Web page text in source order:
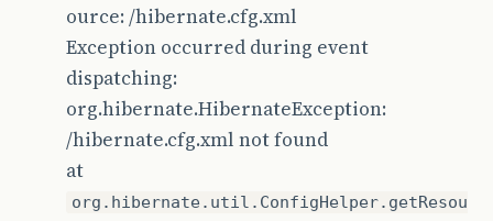
ource: /hibernate.cfg.xml
Exception occurred during event
dispatching:
org.hibernate.HibernateException:
/hibernate.cfg.xml not found
at
org.hibernate.util.ConfigHelper.getResou